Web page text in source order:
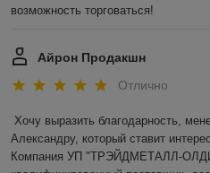
возможность торговаться!
Айрон Продакшн
Отлично
Хочу выразить благодарность,
Александру, который ставит
Компания УП "ТРЭЙДМЕТАЛЛ-